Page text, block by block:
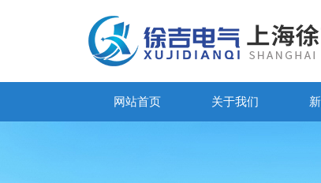
网站首页 关于我们